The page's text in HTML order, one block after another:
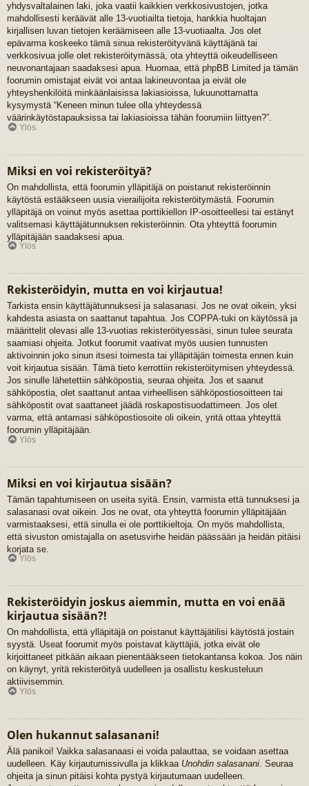
yhdysvaltalainen laki, joka vaatii kaikkien verkkosivustojen, jotka
mahdollisesti keräävät alle 13-vuotiailta tietoja, hankkia huoltajan
kirjallisen luvan tietojen keräämiseen alle 13-vuotiaalta. Jos olet
epävarma koskeeko tämä sinua rekisteröityvänä käyttäjänä tai
verkkosivua jolle olet rekisteröitymässä, ota yhteyttä oikeudelliseen
neuvonantajaan saadaksesi apua. Huomaa, että phpBB Limited ja tämän
foorumin omistajat eivät voi antaa lakineuvontaa ja eivät ole
yhteyshenkilöitä minkäänlaisissa lakiasioissa, lukuunottamatta
kysymystä “Keneen minun tulee olla yhteydessä
väärinkäytöstapauksissa tai lakiasioissa tähän foorumiin liittyen?”.
Ylös
Miksi en voi rekisteröityä?
On mahdollista, että foorumin ylläpitäjä on poistanut rekisteröinnin
käytöstä estääkseen uusia vierailijoita rekisteröitymästä. Foorumin
ylläpitäjä on voinut myös asettaa porttikiellon IP-osoitteellesi tai estänyt
valitsemasi käyttäjätunnuksen rekisteröinnin. Ota yhteyttä foorumin
ylläpitäjään saadaksesi apua.
Ylös
Rekisteröidyin, mutta en voi kirjautua!
Tarkista ensin käyttäjätunnuksesi ja salasanasi. Jos ne ovat oikein, yksi
kahdesta asiasta on saattanut tapahtua. Jos COPPA-tuki on käytössä ja
määrittelit olevasi alle 13-vuotias rekisteröityessäsi, sinun tulee seurata
saamiasi ohjeita. Jotkut foorumit vaativat myös uusien tunnusten
aktivoinnin joko sinun itsesi toimesta tai ylläpitäjän toimesta ennen kuin
voit kirjautua sisään. Tämä tieto kerrottiin rekisteröitymisen yhteydessä.
Jos sinulle lähetettiin sähköpostia, seuraa ohjeita. Jos et saanut
sähköpostia, olet saattanut antaa virheellisen sähköpostiosoitteen tai
sähköpostit ovat saattaneet jäädä roskapostisuodattimeen. Jos olet
varma, että antamasi sähköpostiosoite oli oikein, yritä ottaa yhteyttä
foorumin ylläpitäjään.
Ylös
Miksi en voi kirjautua sisään?
Tämän tapahtumiseen on useita syitä. Ensin, varmista että tunnuksesi ja
salasanasi ovat oikein. Jos ne ovat, ota yhteyttä foorumin ylläpitäjään
varmistaaksesi, että sinulla ei ole porttikieltoja. On myös mahdollista,
että sivuston omistajalla on asetusvirhe heidän päässään ja heidän pitäisi
korjata se.
Ylös
Rekisteröidyin joskus aiemmin, mutta en voi enää
kirjautua sisään?!
On mahdollista, että ylläpitäjä on poistanut käyttäjätilisi käytöstä jostain
syystä. Useat foorumit myös poistavat käyttäjiä, jotka eivät ole
kirjoittaneet pitkään aikaan pienentääkseen tietokantansa kokoa. Jos näin
on käynyt, yritä rekisteröityä uudelleen ja osallistu keskusteluun
aktiivisemmin.
Ylös
Olen hukannut salasanani!
Älä panikoi! Vaikka salasanaasi ei voida palauttaa, se voidaan asettaa
uudelleen. Käy kirjautumissivulla ja klikkaa Unohdin salasanani . Seuraa
ohjeita ja sinun pitäisi kohta pystyä kirjautumaan uudelleen.